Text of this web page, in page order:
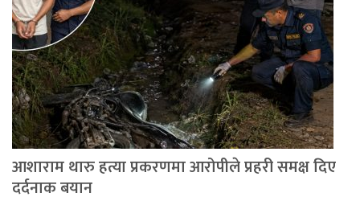
आशाराम थारु हत्या प्रकरणमा आरोपीले प्रहरी समक्ष दिए
दर्दनाक बयान